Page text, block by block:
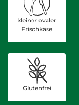
kleiner ovaler
Frischkäse
Glutenfrei